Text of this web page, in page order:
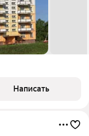
Написать